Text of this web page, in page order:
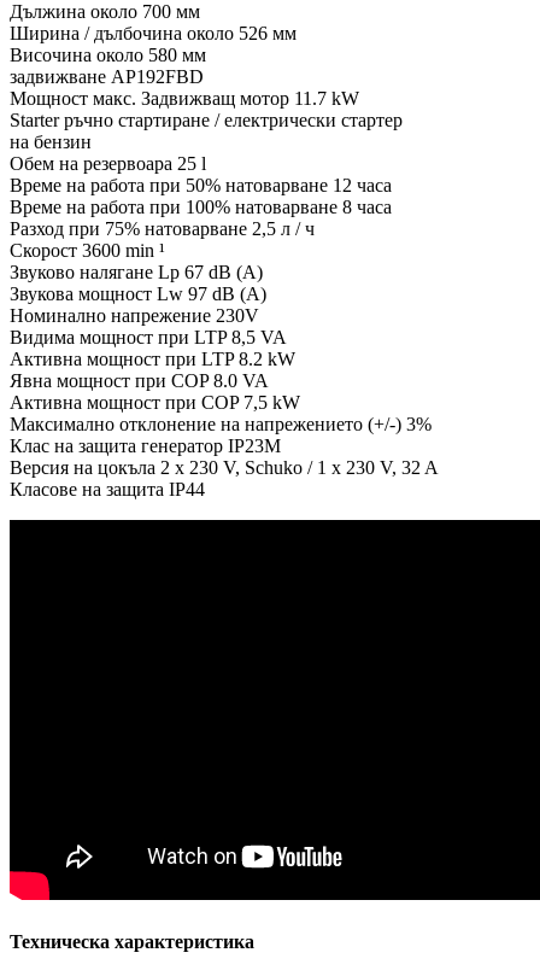
Дължина около 700 мм
Ширина / дълбочина около 526 мм
Височина около 580 мм
задвижване AP192FBD
Мощност макс. Задвижващ мотор 11.7 kW
Starter ръчно стартиране / електрически стартер
на бензин
Обем на резервоара 25 l
Време на работа при 50% натоварване 12 часа
Време на работа при 100% натоварване 8 часа
Разход при 75% натоварване 2,5 л / ч
Скорост 3600 min ¹
Звуково налягане Lp 67 dB (A)
Звукова мощност Lw 97 dB (A)
Номинално напрежение 230V
Видима мощност при LTP 8,5 VA
Активна мощност при LTP 8.2 kW
Явна мощност при COP 8.0 VA
Активна мощност при COP 7,5 kW
Максимално отклонение на напрежението (+/-) 3%
Клас на защита генератор IP23M
Версия на цокъла 2 x 230 V, Schuko / 1 x 230 V, 32 A
Класове на защита IP44
Техническа характеристика